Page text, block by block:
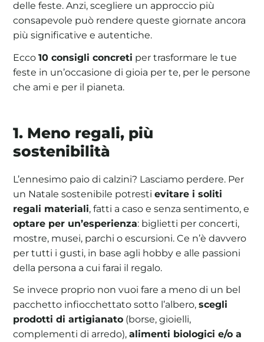
delle feste. Anzi, scegliere un approccio più
consapevole può rendere queste giornate ancora
più significative e autentiche.
Ecco10 consigli concreti per trasformare le tue
feste in un’occasione di gioia per te, per le persone
che ami e per il pianeta.
1. Meno regali, più
sostenibilità
L’ennesimo paio di calzini? Lasciamo perdere. Per
un Natale sostenibile potrestievitare i soliti
regali materiali, fatti a caso e senza sentimento, e
optare per un’esperienza: biglietti per concerti,
mostre, musei, parchi o escursioni. Ce n’è davvero
per tutti i gusti, in base agli hobby e alle passioni
della persona a cui farai il regalo.
Se invece proprio non vuoi fare a meno di un bel
pacchetto infiocchettato sotto l’albero,scegli
prodotti di artigianato (borse, gioielli,
complementi di arredo),alimenti biologici e/o a